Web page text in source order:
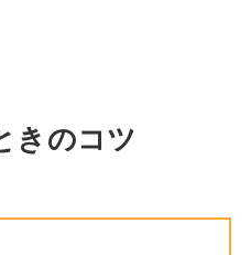
きのコツ